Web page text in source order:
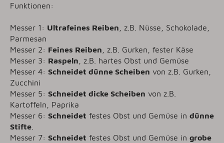
Funktionen:
Messer 1: Ultrafeines Reiben , z.B. Nüsse, Schokolade,
Parmesan
Messer 2: Feines Reiben , z.B. Gurken, fester Käse
Messer 3: Raspeln , z.B. hartes Obst und Gemüse
Messer 4: Schneidet dünne Scheiben von z.B. Gurken,
Zucchini
Messer 5: Schneidet dicke Scheiben von z.B.
Kartoffeln, Paprika
Messer 6: Schneidet festes Obst und Gemüse in dünne
Stifte
Messer 7: Schneidet festes Obst und Gemüse in grobe